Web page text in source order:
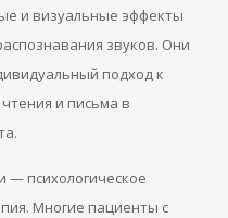
и визуальные эффекты
звуков. Они
подход к
и письма в
— психологическое
Многие пациенты с